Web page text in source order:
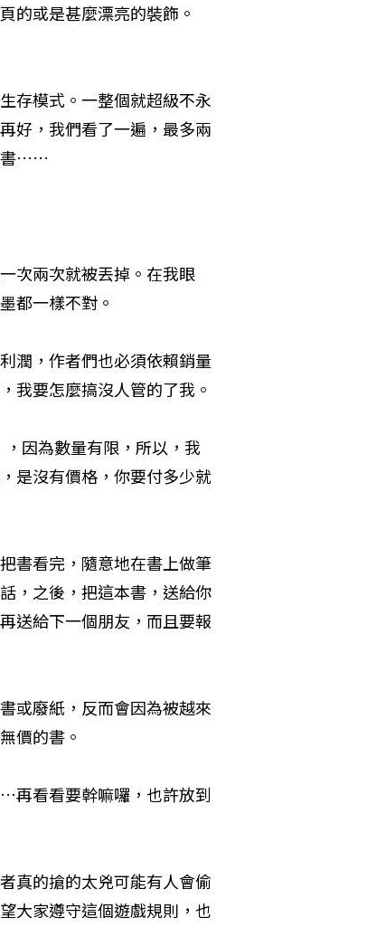
的或是甚麼漂亮的裝飾。
存模式。一整個就超級不永
好，我們看了一遍，最多兩
書……
次兩次就被丟掉。在我眼
都一樣不對。
潤，作者們也必須依賴銷量
我要怎麼搞沒人管的了我。
因為數量有限，所以，我
是沒有價格，你要付多少就
書看完，隨意地在書上做筆
，之後，把這本書，送給你
送給下一個朋友，而且要報
或廢紙，反而會因為被越來
價的書。
再看看要幹嘛囉，也許放到
真的搶的太兇可能有人會偷
大家遵守這個遊戲規則，也